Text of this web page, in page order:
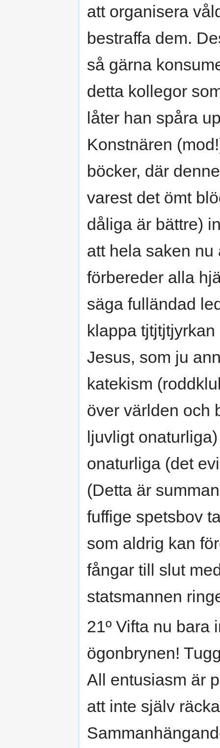
att organisera
bestraffa dem.
så gärna
detta kollegor
låter han spåra
Konstnären
böcker, där
varest det ömt
dåliga är bättre)
att hela saken
förbereder alla
säga fulländad
klappa
Jesus, som ju
katekism
över världen och
ljuvligt
onaturliga (det
(Detta är
fuffige spetsbov
som aldrig kan
fångar till slut
statsmannen
21º Vifta nu bara
ögonbrynen!
All entusiasm är
att inte själv